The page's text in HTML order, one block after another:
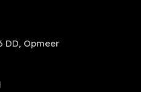
DD, Opmeer